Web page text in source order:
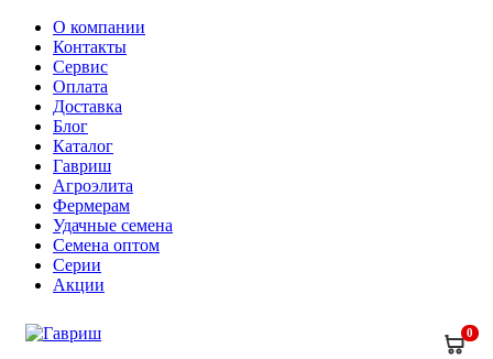
О компании
Контакты
Сервис
Оплата
Доставка
Блог
Каталог
Гавриш
Агроэлита
Фермерам
Удачные семена
Семена оптом
Серии
Акции
0